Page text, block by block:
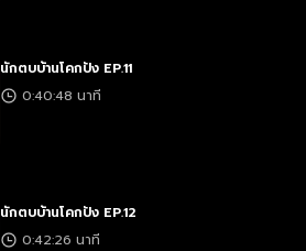
นักตบบ้านโคกปัง EP.11
0:40:48 นาที
นักตบบ้านโคกปัง EP.12
0:42:26 นาที